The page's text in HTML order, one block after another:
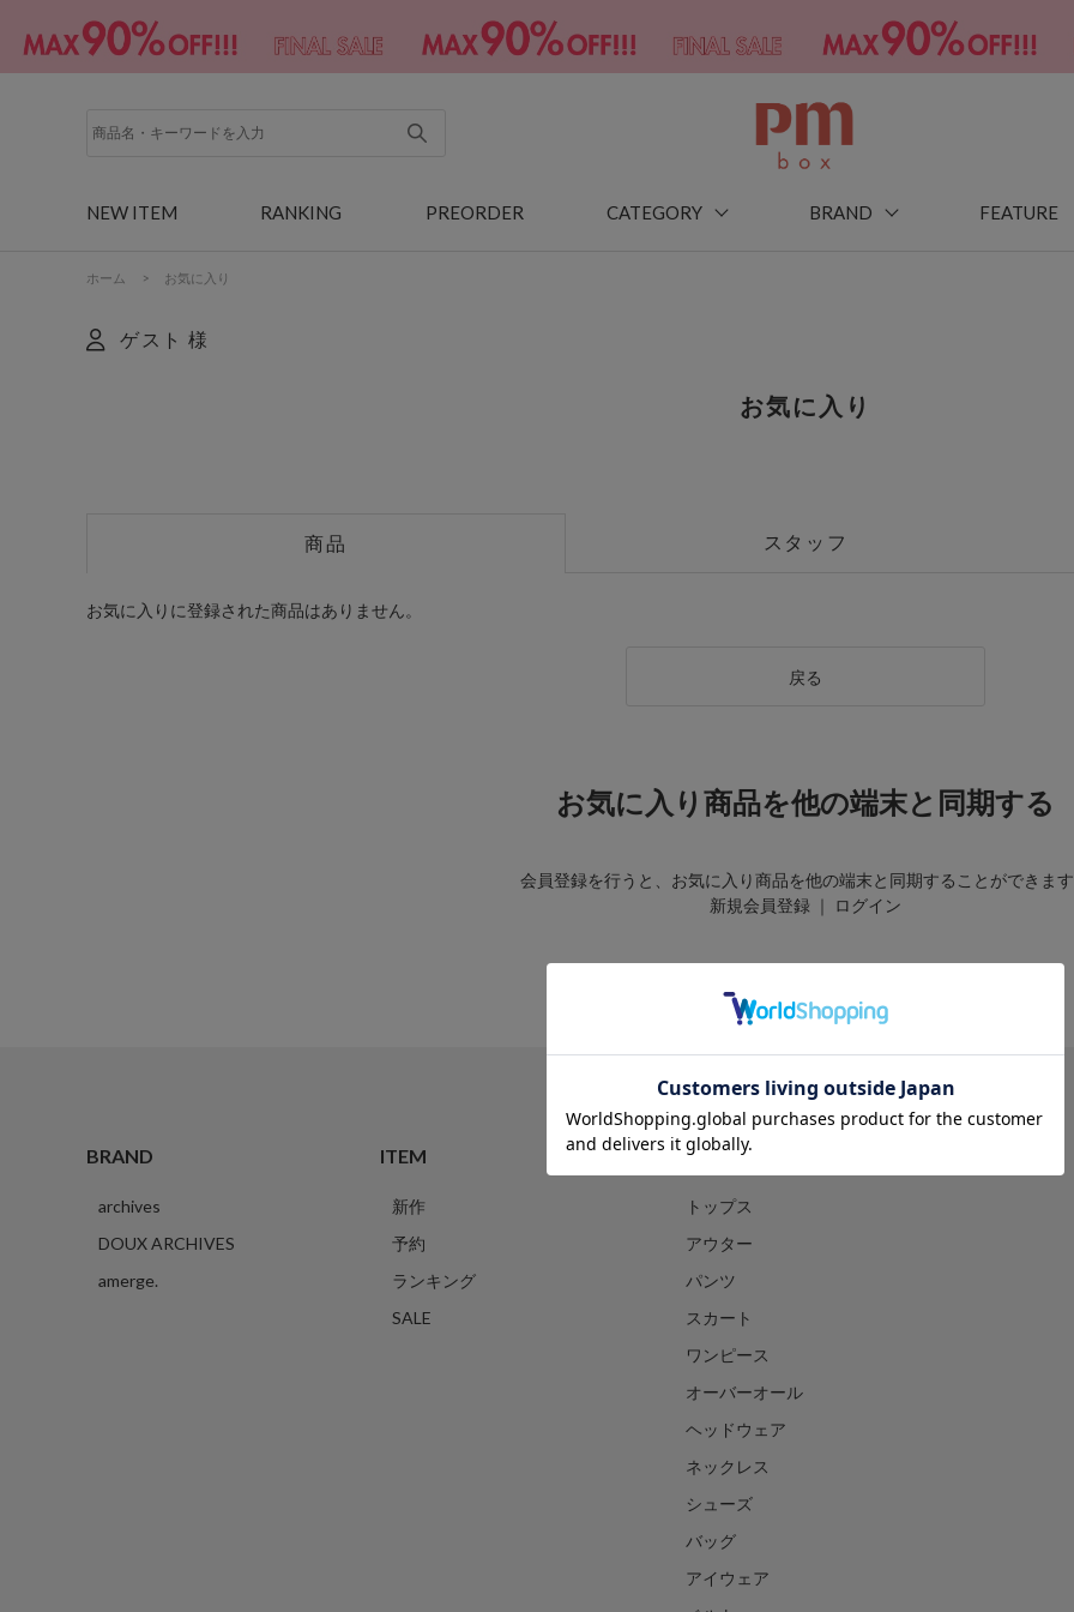
NEW ITEM RANKING PREORDER CATEGORY BRAND FEATURE
ホーム > お気に入り
ゲスト 様
お気に入り
商品 スタッフ
お気に入りに登録された商品はありません。
戻る
お気に入り商品を他の端末と同期する
会員登録を行うと、お気に入り商品を他の端末と同期することができます
新規会員登録 ｜ ログイン
BRAND
archives
DOUX ARCHIVES
amerge.
ITEM
新作
予約
ランキング
SALE
CATEGORY
トップス
アウター
パンツ
スカート
ワンピース
オーバーオール
ヘッドウェア
ネックレス
シューズ
バッグ
アイウェア